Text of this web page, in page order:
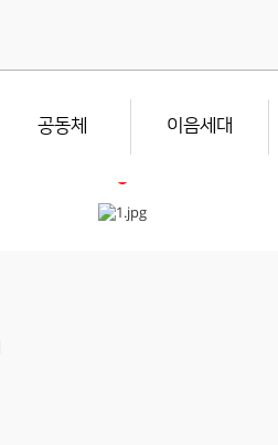
공동체 이음세대